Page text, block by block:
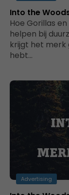
Into the
Hoe Gorillas
helpen bij
krijgt het merk
hebt…
Advertising